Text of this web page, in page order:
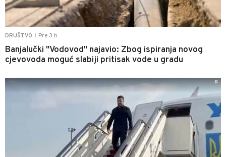
DRUŠTVO Pre 3 h
Banjalučki "Vodovod" najavio: Zbog ispiranja novog
cjevovoda moguć slabiji pritisak vode u gradu
0